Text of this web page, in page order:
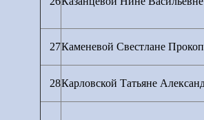
27Каменевой Свестлане
28Карловской Татьяне